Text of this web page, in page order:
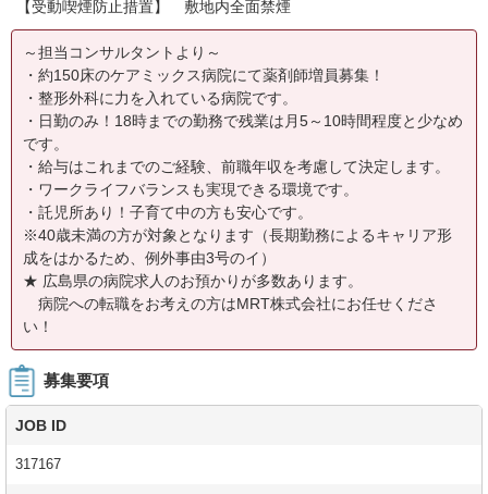
【受動喫煙防止措置】 敷地内全面禁煙
～担当コンサルタントより～
・約150床のケアミックス病院にて薬剤師増員募集！
・整形外科に力を入れている病院です。
・日勤のみ！18時までの勤務で残業は月5～10時間程度と少なめ
です。
・給与はこれまでのご経験、前職年収を考慮して決定します。
・ワークライフバランスも実現できる環境です。
・託児所あり！子育て中の方も安心です。
※40歳未満の方が対象となります（長期勤務によるキャリア形
成をはかるため、例外事由3号のイ）
★ 広島県の病院求人のお預かりが多数あります。
病院への転職をお考えの方はMRT株式会社にお任せくださ
い！
募集要項
JOB ID
317167